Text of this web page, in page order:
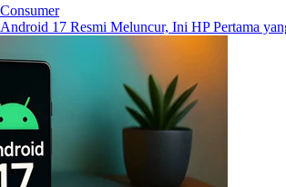
Consumer
Android 17 Resmi Meluncur, Ini HP Pertama